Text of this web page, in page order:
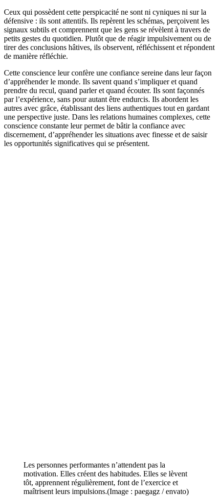
Ceux qui possèdent cette perspicacité ne sont ni cyniques ni sur la
défensive : ils sont attentifs. Ils repèrent les schémas, perçoivent les
signaux subtils et comprennent que les gens se révèlent à travers de
petits gestes du quotidien. Plutôt que de réagir impulsivement ou de
tirer des conclusions hâtives, ils observent, réfléchissent et répondent
de manière réfléchie.
Cette conscience leur confère une confiance sereine dans leur façon
d’appréhender le monde. Ils savent quand s’impliquer et quand
prendre du recul, quand parler et quand écouter. Ils sont façonnés
par l’expérience, sans pour autant être endurcis. Ils abordent les
autres avec grâce, établissant des liens authentiques tout en gardant
une perspective juste. Dans les relations humaines complexes, cette
conscience constante leur permet de bâtir la confiance avec
discernement, d’appréhender les situations avec finesse et de saisir
les opportunités significatives qui se présentent.
Les personnes performantes n’attendent pas la
motivation. Elles créent des habitudes. Elles se lèvent
tôt, apprennent régulièrement, font de l’exercice et
maîtrisent leurs impulsions.(Image : paegagz / envato)